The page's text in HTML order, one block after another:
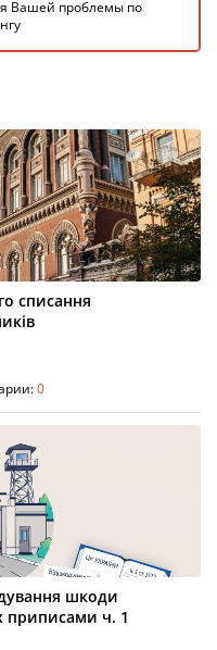
Вашей проблемы по
списання
0
шкоди
приписами ч. 1